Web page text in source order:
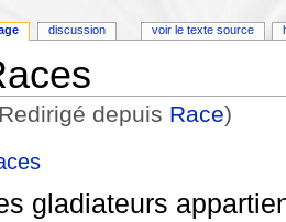
depuis Race)
gladiateurs
discussion voir le texte source